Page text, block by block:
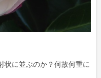
状に並ぶのか？何故何重に